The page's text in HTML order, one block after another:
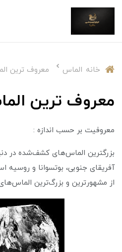
خانه الماس معروف ترین
معروف ترین
معروفیت بر حسب اندازه :
بزرگترین الماس‌های کشف‌شده در
آفریقای جنوبی، بوتسوانا و روسیه
از مشهورترین و بزرگ‌ترین